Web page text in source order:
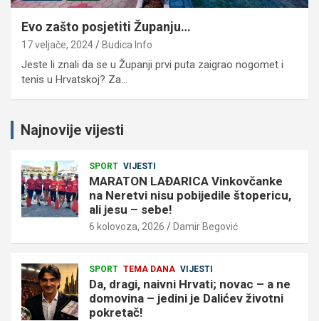
Evo zašto posjetiti Županju…
17 veljače, 2024 Budica Info
Jeste li znali da se u Županji prvi puta zaigrao nogomet i
tenis u Hrvatskoj? Za…
Najnovije vijesti
SPORT VIJESTI
MARATON LAĐARICA Vinkovčanke
na Neretvi nisu pobijedile štopericu,
ali jesu – sebe!
6 kolovoza, 2026 Damir Begović
SPORT TEMA DANA VIJESTI
Da, dragi, naivni Hrvati; novac – a ne
domovina – jedini je Dalićev životni
pokretač!